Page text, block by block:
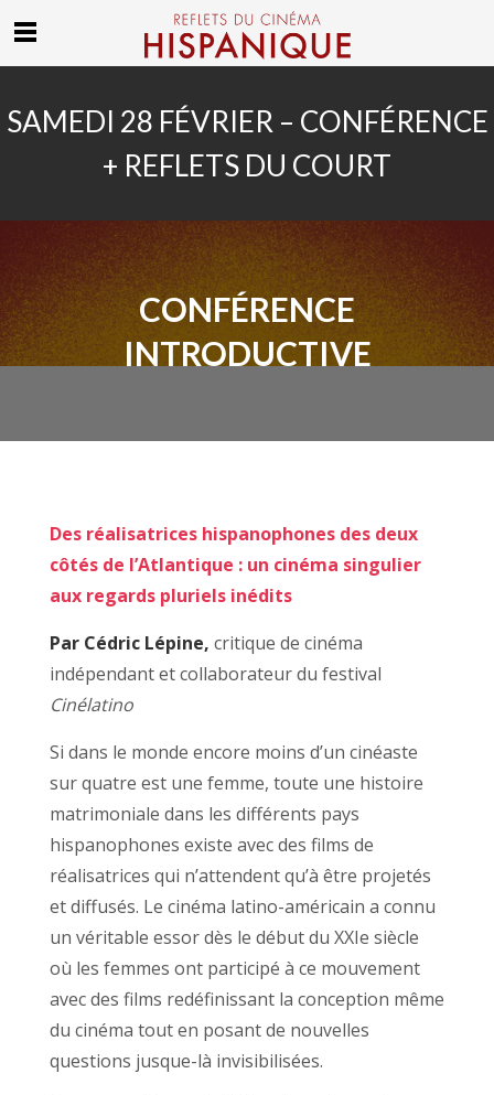
SAMEDI 28 FÉVRIER – CONFÉRENCE
+ REFLETS DU COURT
CONFÉRENCE
INTRODUCTIVE
Des réalisatrices hispanophones des deux
côtés de l’Atlantique : un cinéma singulier
aux regards pluriels inédits
Par Cédric Lépine, critique de cinéma
indépendant et collaborateur du festival
Cinélatino
Si dans le monde encore moins d’un cinéaste
sur quatre est une femme, toute une histoire
matrimoniale dans les différents pays
hispanophones existe avec des films de
réalisatrices qui n’attendent qu’à être projetés
et diffusés. Le cinéma latino-américain a connu
un véritable essor dès le début du XXIe siècle
où les femmes ont participé à ce mouvement
avec des films redéfinissant la conception même
du cinéma tout en posant de nouvelles
questions jusque-là invisibilisées.